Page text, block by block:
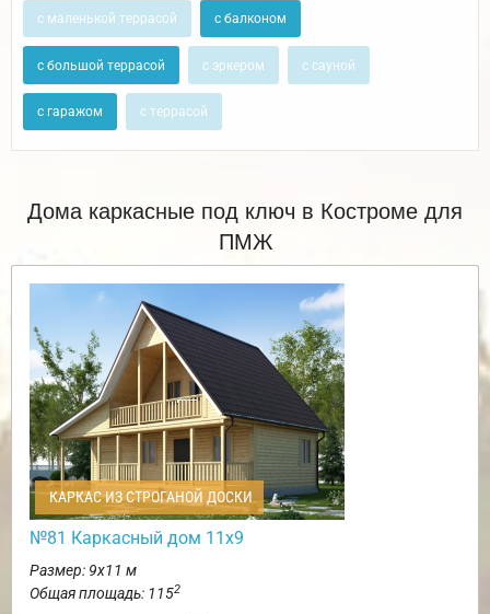
с маленькой террасой с балконом
с большой террасой с эркером с сауной
с гаражом с террасой
Дома каркасные под ключ в Костроме для
ПМЖ
КАРКАС ИЗ СТРОГАНОЙ ДОСКИ
№81 Каркасный дом 11х9
Размер: 9х11 м
Общая площадь: 1152